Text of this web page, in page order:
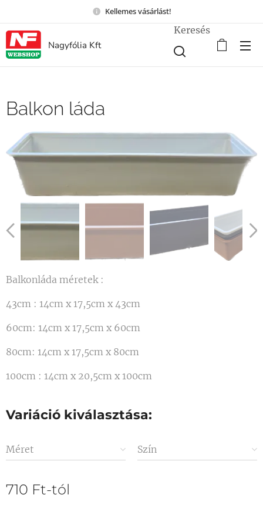
Kellemes vásárlást!
Nagyfólia Kft
Keresés
Balkon láda
Balkonláda méretek :
43cm : 14cm x 17,5cm x 43cm
60cm: 14cm x 17,5cm x 60cm
80cm: 14cm x 17,5cm x 80cm
100cm : 14cm x 20,5cm x 100cm
Variáció kiválasztása:
Méret Szín
710 Ft-tól